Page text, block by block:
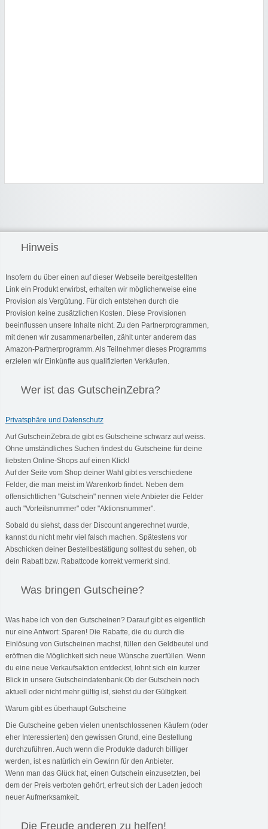
Hinweis
Insofern du über einen auf dieser Webseite bereitgestellten
Link ein Produkt erwirbst, erhalten wir möglicherweise eine
Provision als Vergütung. Für dich entstehen durch die
Provision keine zusätzlichen Kosten. Diese Provisionen
beeinflussen unsere Inhalte nicht. Zu den Partnerprogrammen,
mit denen wir zusammenarbeiten, zählt unter anderem das
Amazon-Partnerprogramm. Als Teilnehmer dieses Programms
erzielen wir Einkünfte aus qualifizierten Verkäufen.
Wer ist das GutscheinZebra?
Privatsphäre und Datenschutz
Auf GutscheinZebra.de gibt es Gutscheine schwarz auf weiss.
Ohne umständliches Suchen findest du Gutscheine für deine
liebsten Online-Shops auf einen Klick!
Auf der Seite vom Shop deiner Wahl gibt es verschiedene
Felder, die man meist im Warenkorb findet. Neben dem
offensichtlichen "Gutschein" nennen viele Anbieter die Felder
auch "Vorteilsnummer" oder "Aktionsnummer".
Sobald du siehst, dass der Discount angerechnet wurde,
kannst du nicht mehr viel falsch machen. Spätestens vor
Abschicken deiner Bestellbestätigung solltest du sehen, ob
dein Rabatt bzw. Rabattcode korrekt vermerkt sind.
Was bringen Gutscheine?
Was habe ich von den Gutscheinen? Darauf gibt es eigentlich
nur eine Antwort: Sparen! Die Rabatte, die du durch die
Einlösung von Gutscheinen machst, füllen den Geldbeutel und
eröffnen die Möglichkeit sich neue Wünsche zuerfüllen. Wenn
du eine neue Verkaufsaktion entdeckst, lohnt sich ein kurzer
Blick in unsere Gutscheindatenbank.Ob der Gutschein noch
aktuell oder nicht mehr gültig ist, siehst du der Gültigkeit.
Warum gibt es überhaupt Gutscheine
Die Gutscheine geben vielen unentschlossenen Käufern (oder
eher Interessierten) den gewissen Grund, eine Bestellung
durchzuführen. Auch wenn die Produkte dadurch billiger
werden, ist es natürlich ein Gewinn für den Anbieter.
Wenn man das Glück hat, einen Gutschein einzusetzten, bei
dem der Preis verboten gehört, erfreut sich der Laden jedoch
neuer Aufmerksamkeit.
Die Freude anderen zu helfen!